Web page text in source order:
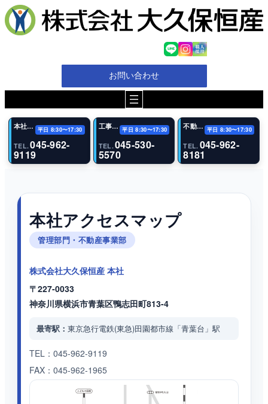
内
容
を
お問い合わせ
本社・代表電話 平日 8:30〜17:30
TEL. 045-962-
9119
工事（恩田事業所） 平日 8:30〜17:30
TEL. 045-530-
5570
不動産事業部 平日 8:30〜17:30
TEL. 045-962-
8181
本社アクセスマップ
管理部門・不動産事業部
株式会社大久保恒産 本社
〒227-0033
神奈川県横浜市青葉区鴨志田町813-4
最寄駅： 東京急行電鉄(東急)田園都市線「青葉台」駅
TEL：045-962-9119
FAX：045-962-1965